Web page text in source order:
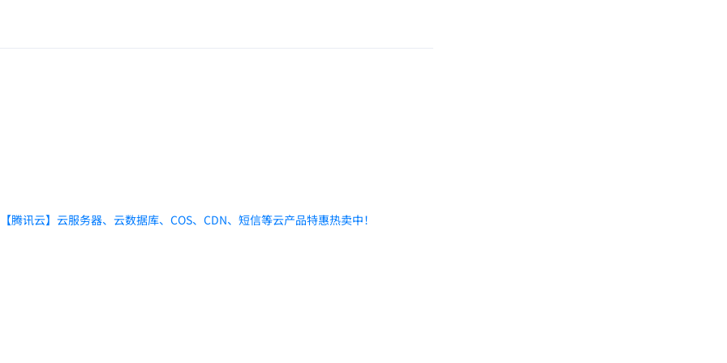
腾讯云】云服务器、云数据库、COS、CDN、短信等云产品特惠热卖中！